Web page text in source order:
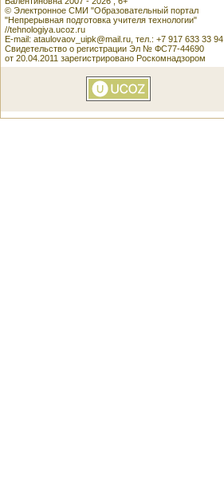
© Электронное СМИ "Образовательный портал
"Непрерывная подготовка учителя технологии"
//tehnologiya.ucoz.ru
E-mail: ataulovaov_uipk@mail.ru, тел.: +7 917 633 33 94
Свидетельство о регистрации Эл № ФС77-44690
от 20.04.2011 зарегистрировано Роскомнадзором